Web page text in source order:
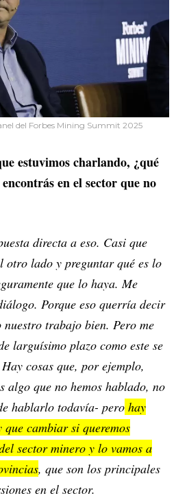
del Forbes Mining Summit 2025
estuvimos charlando, ¿qué
en el sector que no
directa a eso. Casi que
lado y preguntar qué es lo
que lo haya. Me
Porque eso querría decir
nuestro trabajo bien. Pero me
larguísimo plazo como este se
cosas que, por ejemplo,
algo que no hemos hablado, no
hablarlo todavía- pero hay
cambiar si queremos
sector minero y lo vamos a
, que son los principales
en el sector.